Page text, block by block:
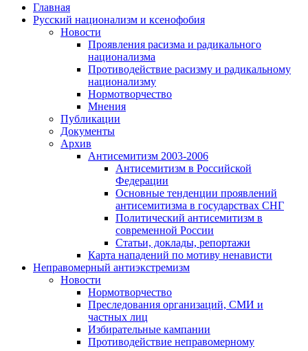
Главная
Русский национализм и ксенофобия
Новости
Проявления расизма и радикального
национализма
Противодействие расизму и радикальному
национализму
Нормотворчество
Мнения
Публикации
Документы
Архив
Антисемитизм 2003-2006
Антисемитизм в Российской
Федерации
Основные тенденции проявлений
антисемитизма в государствах СНГ
Политический антисемитизм в
современной России
Статьи, доклады, репортажи
Карта нападений по мотиву ненависти
Неправомерный антиэкстремизм
Новости
Нормотворчество
Преследования организаций, СМИ и
частных лиц
Избирательные кампании
Противодействие неправомерному